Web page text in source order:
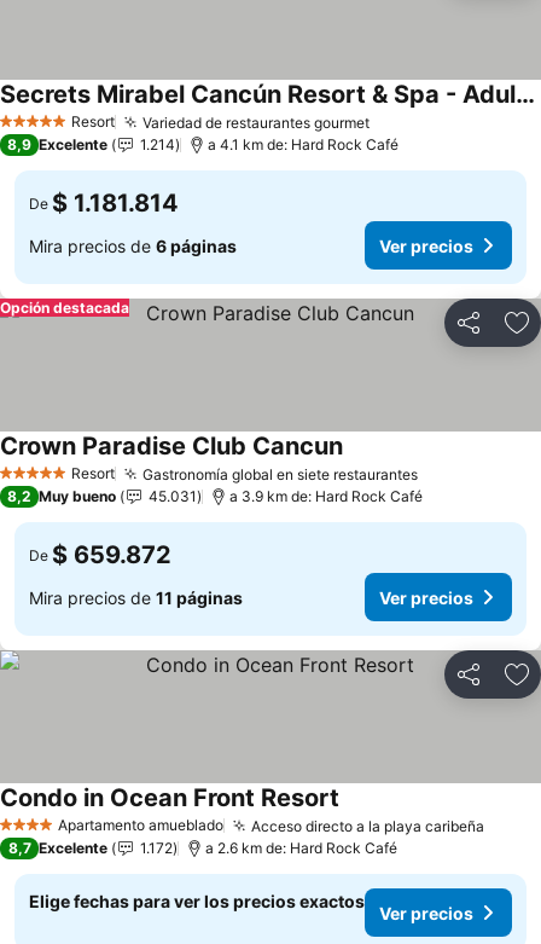
5 Estrellas Resort Variedad de restaurantes gourmetVer precios
Secrets Mirabel Cancún Resort & Spa - Adults Only
Ver precios
8,9 Excelente 1.214 a 4.1 km de: Hard Rock Café
De $ 1.181.814
Mira precios de 6 páginas Ver precios
Compartir
Opción destacada
5 Estrellas Resort Gastronomía global en siete restaurantesVer precios
Crown Paradise Club CancunVer precios
8,2 Muy bueno 45.031 a 3.9 km de: Hard Rock Café
De $ 659.872
Mira precios de 11 páginas Ver precios
Compartir
4 EstrellasApartamento amueblado Acceso directo a la playa caribeña
Condo in Ocean Front Resort
8,7 Excelente 1.172 a 2.6 km de: Hard Rock Café
Elige fechas para ver los precios exactos
Ver precios